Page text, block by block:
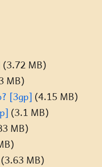
(3.72 MB)
MB)
[3gp] (4.15 MB)
(3.1 MB)
MB)
(3.63 MB)